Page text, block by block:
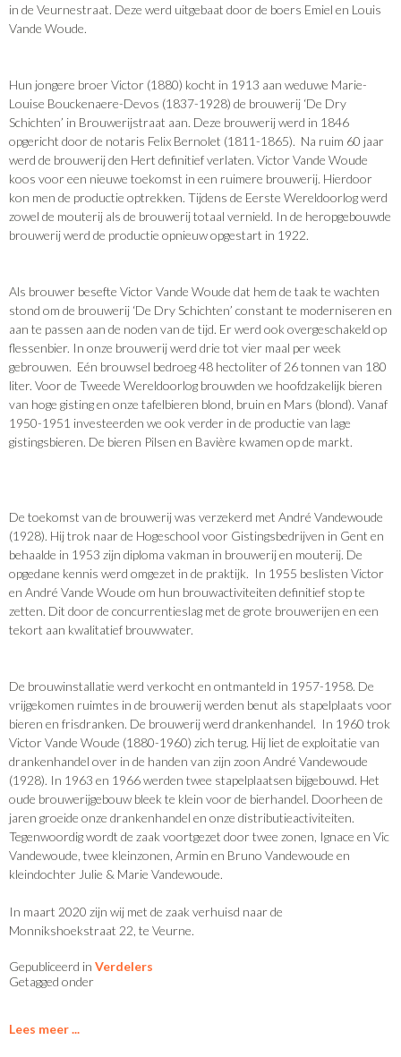
in de Veurnestraat. Deze werd uitgebaat door de boers Emiel en Louis
Vande Woude.
Hun jongere broer Victor (1880) kocht in 1913 aan weduwe Marie-
Louise Bouckenaere-Devos (1837-1928) de brouwerij ‘De Dry
Schichten’ in Brouwerijstraat aan. Deze brouwerij werd in 1846
opgericht door de notaris Felix Bernolet (1811-1865). Na ruim 60 jaar
werd de brouwerij den Hert definitief verlaten. Victor Vande Woude
koos voor een nieuwe toekomst in een ruimere brouwerij. Hierdoor
kon men de productie optrekken. Tijdens de Eerste Wereldoorlog werd
zowel de mouterij als de brouwerij totaal vernield. In de heropgebouwde
brouwerij werd de productie opnieuw opgestart in 1922.
Als brouwer besefte Victor Vande Woude dat hem de taak te wachten
stond om de brouwerij ‘De Dry Schichten’ constant te moderniseren en
aan te passen aan de noden van de tijd. Er werd ook overgeschakeld op
flessenbier. In onze brouwerij werd drie tot vier maal per week
gebrouwen. Eén brouwsel bedroeg 48 hectoliter of 26 tonnen van 180
liter. Voor de Tweede Wereldoorlog brouwden we hoofdzakelijk bieren
van hoge gisting en onze tafelbieren blond, bruin en Mars (blond). Vanaf
1950-1951 investeerden we ook verder in de productie van lage
gistingsbieren. De bieren Pilsen en Bavière kwamen op de markt.
De toekomst van de brouwerij was verzekerd met André Vandewoude
(1928). Hij trok naar de Hogeschool voor Gistingsbedrijven in Gent en
behaalde in 1953 zijn diploma vakman in brouwerij en mouterij. De
opgedane kennis werd omgezet in de praktijk. In 1955 beslisten Victor
en André Vande Woude om hun brouwactiviteiten definitief stop te
zetten. Dit door de concurrentieslag met de grote brouwerijen en een
tekort aan kwalitatief brouwwater.
De brouwinstallatie werd verkocht en ontmanteld in 1957-1958. De
vrijgekomen ruimtes in de brouwerij werden benut als stapelplaats voor
bieren en frisdranken. De brouwerij werd drankenhandel. In 1960 trok
Victor Vande Woude (1880-1960) zich terug. Hij liet de exploitatie van
drankenhandel over in de handen van zijn zoon André Vandewoude
(1928). In 1963 en 1966 werden twee stapelplaatsen bijgebouwd. Het
oude brouwerijgebouw bleek te klein voor de bierhandel. Doorheen de
jaren groeide onze drankenhandel en onze distributieactiviteiten.
Tegenwoordig wordt de zaak voortgezet door twee zonen, Ignace en Vic
Vandewoude, twee kleinzonen, Armin en Bruno Vandewoude en
kleindochter Julie & Marie Vandewoude.
In maart 2020 zijn wij met de zaak verhuisd naar de
Monnikshoekstraat 22, te Veurne.
Gepubliceerd in Verdelers
Getagged onder
Lees meer